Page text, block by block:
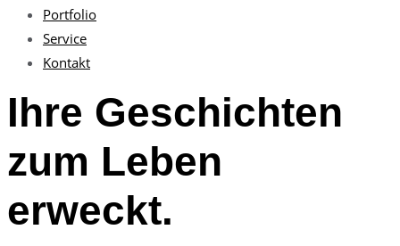
Portfolio
Service
Kontakt
Ihre Geschichten
zum Leben
erweckt.